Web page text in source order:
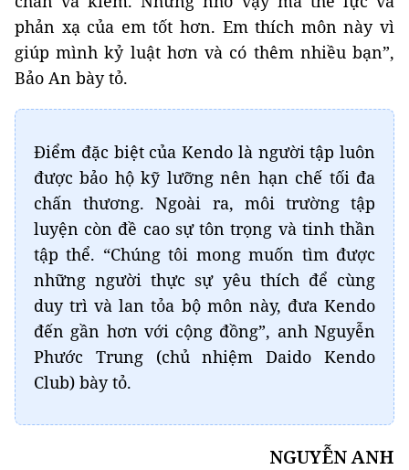
phản xạ của em tốt hơn. Em thích môn này vì
giúp mình kỷ luật hơn và có thêm nhiều bạn”,
Bảo An bày tỏ.
Điểm đặc biệt của Kendo là người tập luôn
được bảo hộ kỹ lưỡng nên hạn chế tối đa
chấn thương. Ngoài ra, môi trường tập
luyện còn đề cao sự tôn trọng và tinh thần
tập thể. “Chúng tôi mong muốn tìm được
những người thực sự yêu thích để cùng
duy trì và lan tỏa bộ môn này, đưa Kendo
đến gần hơn với cộng đồng”, anh Nguyễn
Phước Trung (chủ nhiệm Daido Kendo
Club) bày tỏ.
NGUYỄN ANH